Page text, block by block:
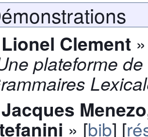
Lionel Clement
plateforme
Jacques
» [bib] [